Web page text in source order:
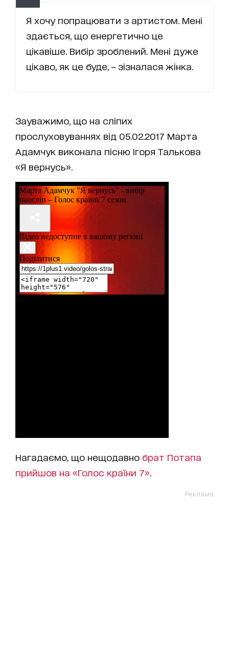
Я хочу попрацювати з артистом. Мені
здається, що енергетично це
цікавіше. Вибір зроблений. Мені дуже
цікаво, як це буде, – зізналася жінка.
Зауважимо, що на сліпих
прослуховуваннях від 05.02.2017 Марта
Адамчук виконала пісню Ігоря Талькова
«Я вернусь».
Нагадаємо, що нещодавно брат Потапа
прийшов на «Голос країни 7»
Реклама